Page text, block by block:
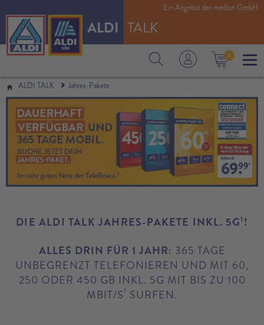
ALDI TALK
0
Ein Angebot der medion GmbH
ALDI TALK Jahres-Pakete
DIE ALDI TALK JAHRES-PAKETE INKL. 5G1 !
ALLES DRIN FÜR 1 JAHR: 365 TAGE
UNBEGRENZT TELEFONIEREN UND MIT 60,
250 ODER 450 GB INKL. 5G MIT BIS ZU 100
MBIT/S1 SURFEN.